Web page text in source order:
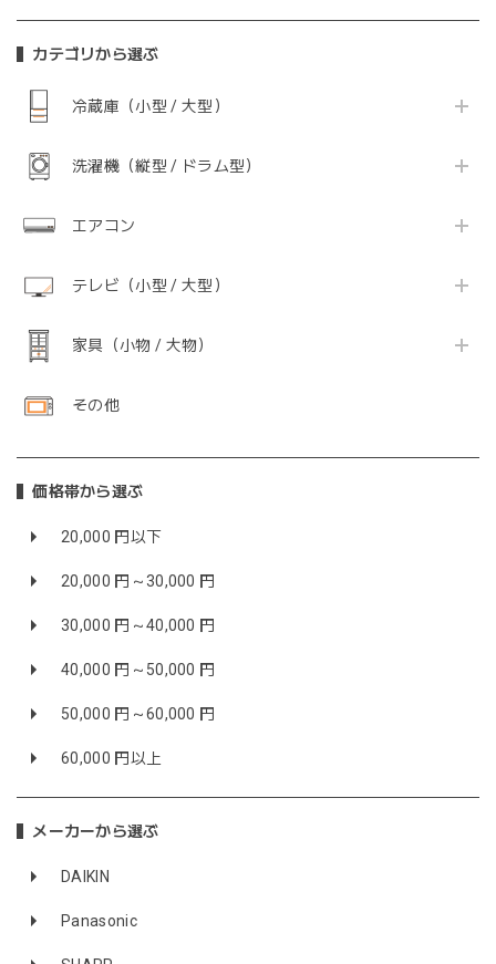
カテゴリから選ぶ
冷蔵庫（小型 / 大型）
洗濯機（縦型 / ドラム型）
エアコン
テレビ（小型 / 大型）
家具（小物 / 大物）
その他
価格帯から選ぶ
20,000 円以下
20,000 円～30,000 円
30,000 円～40,000 円
40,000 円～50,000 円
50,000 円～60,000 円
60,000 円以上
メーカーから選ぶ
DAIKIN
Panasonic